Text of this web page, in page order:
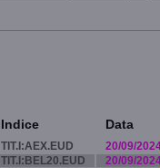
Indice Data
TIT.I:AEX.EUD
20/09/
TIT.I:BEL20.EUD
20/09/